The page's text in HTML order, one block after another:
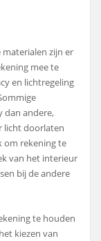
zijn er
mee te
en lichtregeling
dan andere,
licht doorlaten
om rekening te
van het interieur
bij de andere
te houden
kiezen van